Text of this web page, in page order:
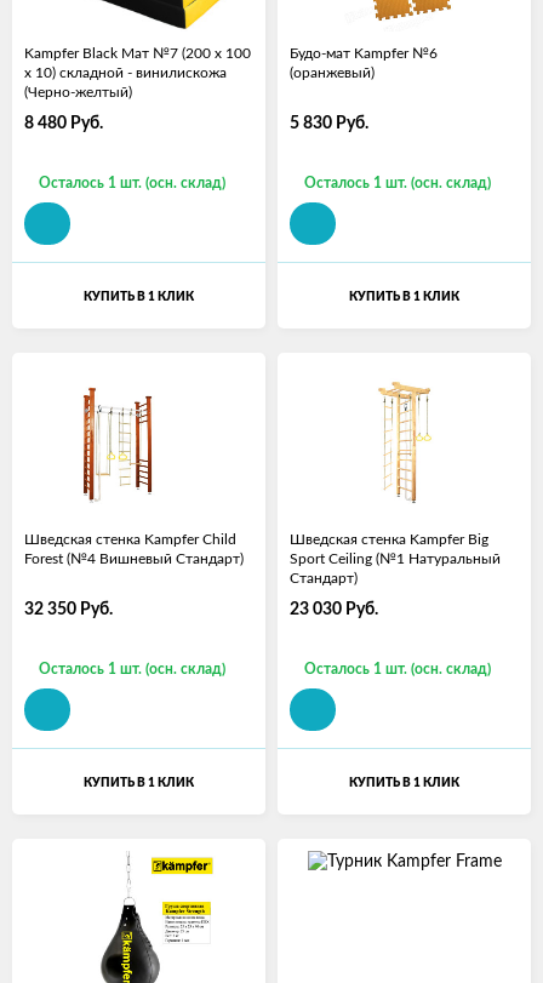
Kampfer Black Мат №7 (200 х 100
х 10) складной - винилискожа
(Черно-желтый)
8 480 Руб.
Осталось 1 шт. (осн. склад)
КУПИТЬ В 1 КЛИК
Будо-мат Kampfer №6
(оранжевый)
5 830 Руб.
Осталось 1 шт. (осн. склад)
КУПИТЬ В 1 КЛИК
Шведская стенка Kampfer Child
Forest (№4 Вишневый Стандарт)
32 350 Руб.
Осталось 1 шт. (осн. склад)
КУПИТЬ В 1 КЛИК
Шведская стенка Kampfer Big
Sport Ceiling (№1 Натуральный
Стандарт)
23 030 Руб.
Осталось 1 шт. (осн. склад)
КУПИТЬ В 1 КЛИК